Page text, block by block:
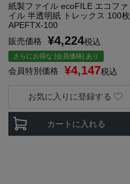
紙製ファイル ecoFILE エコファ
イル 半透明紙 トレックス 100枚
APEFTX-100
販売価格
¥4,224税込
さらにお得な [会員価格] あり
会員特別価格 ¥4,147税込
カートに入れる
お気に入りに登録する